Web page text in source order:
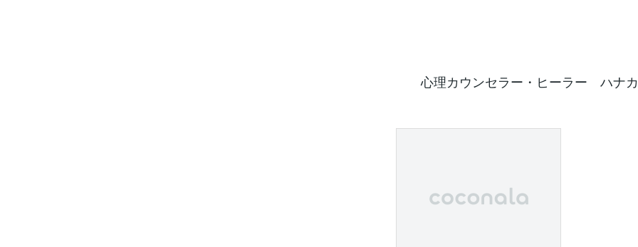
心理カウンセラー・ヒーラー ハナカ